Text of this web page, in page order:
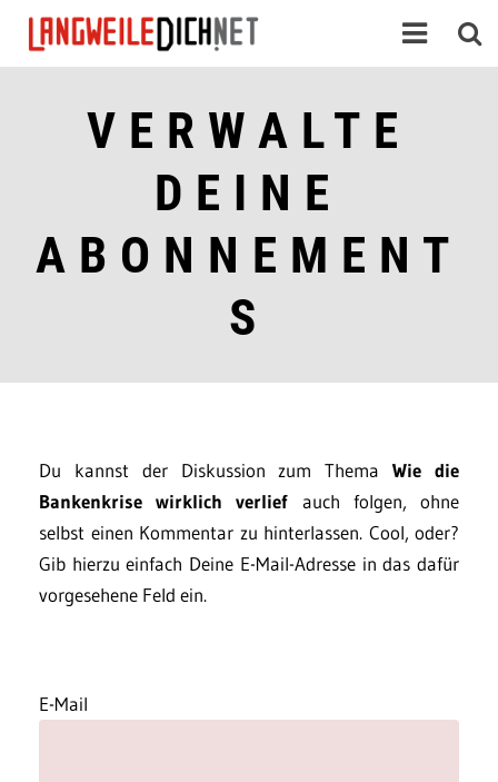
VERWALTE
DEINE
ABONNEMENT
S
Du kannst der Diskussion zum ThemaWie die
Bankenkrise wirklich verlief auch folgen, ohne
selbst einen Kommentar zu hinterlassen. Cool, oder?
Gib hierzu einfach Deine E-Mail-Adresse in das dafür
vorgesehene Feld ein.
E-Mail